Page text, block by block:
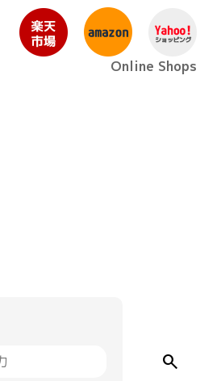
Online Shops
search